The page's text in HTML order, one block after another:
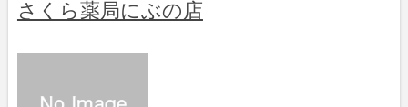
さくら薬局にぶの店